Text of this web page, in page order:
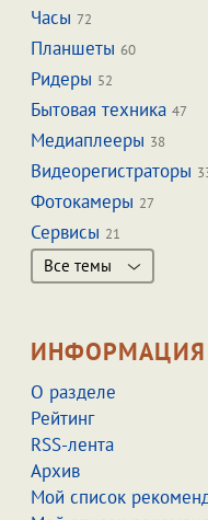
Часы 72
Планшеты 60
Ридеры 52
Бытовая техника 47
Медиаплееры 38
Видеорегистраторы
Фотокамеры 27
Сервисы 21
Все темы
ИНФОРМАЦИЯ
О разделе
Рейтинг
RSS-лента
Архив
Мой список